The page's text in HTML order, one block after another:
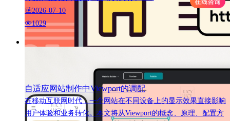
2026-07-10
1029
自适应网站制作中Viewport的调配
在移动互联网时代，一个网站在不同设备上的显示效果直接影响
用户体验和业务转化。本文将从Viewport的概念、原理、配置方